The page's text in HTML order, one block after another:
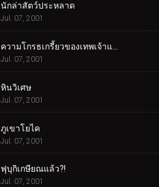
นักล่าสัตว์ประหลาด
Jul. 07, 2001
Jul. 07, 2001
หินวิเศษ
Jul. 07, 2001
ภูเขาโยไค
Jul. 07, 2001
ฟุบุกิเกษียณแล้ว?!
Jul. 07, 2001